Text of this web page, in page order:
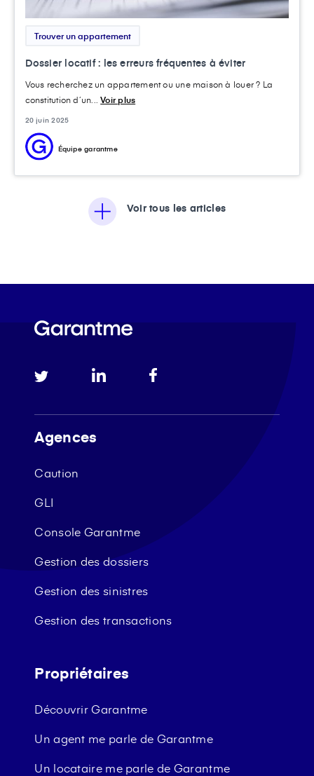
Trouver un appartement
Dossier locatif : les erreurs fréquentes à éviter
Vous recherchez un appartement ou une maison à louer ? La
constitution d’un...Voir plus
20 juin 2025
Équipe garantme
Voir tous les articles
Agences
Caution
GLI
Console Garantme
Gestion des dossiers
Gestion des sinistres
Gestion des transactions
Propriétaires
Découvrir Garantme
Un agent me parle de Garantme
Un locataire me parle de Garantme